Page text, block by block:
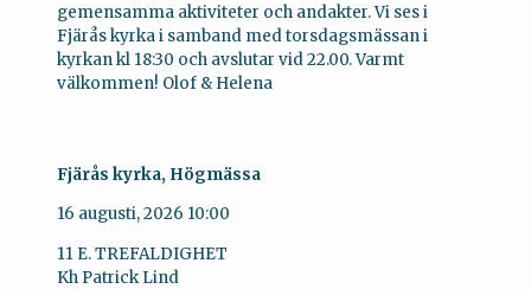
gemensamma aktiviteter och andakter. Vi ses i
Fjärås kyrka i samband med torsdagsmässan i
kyrkan kl 18:30 och avslutar vid 22.00. Varmt
välkommen! Olof & Helena
Fjärås kyrka, Högmässa
16 augusti, 2026 10:00
11 E. TREFALDIGHET
Kh Patrick Lind